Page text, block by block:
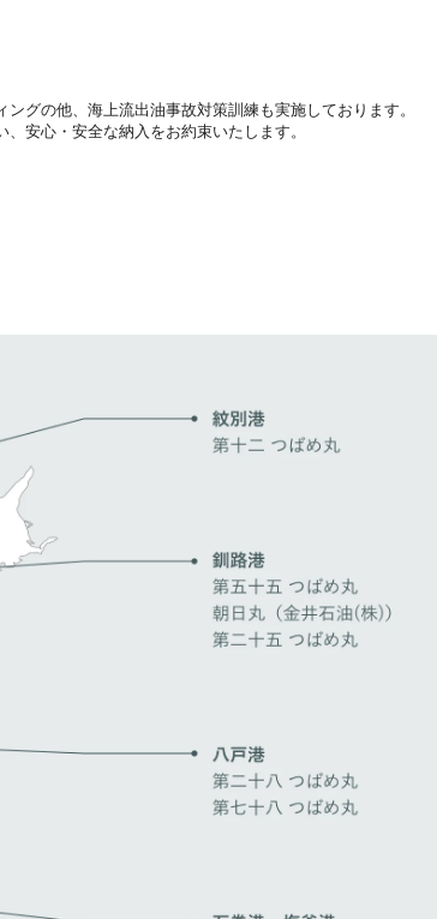
グの他、海上流出油事故対策訓練も実施しております。
安心・安全な納入をお約束いたします。